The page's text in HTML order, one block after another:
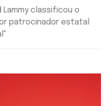
classificou o
patrocinador estatal